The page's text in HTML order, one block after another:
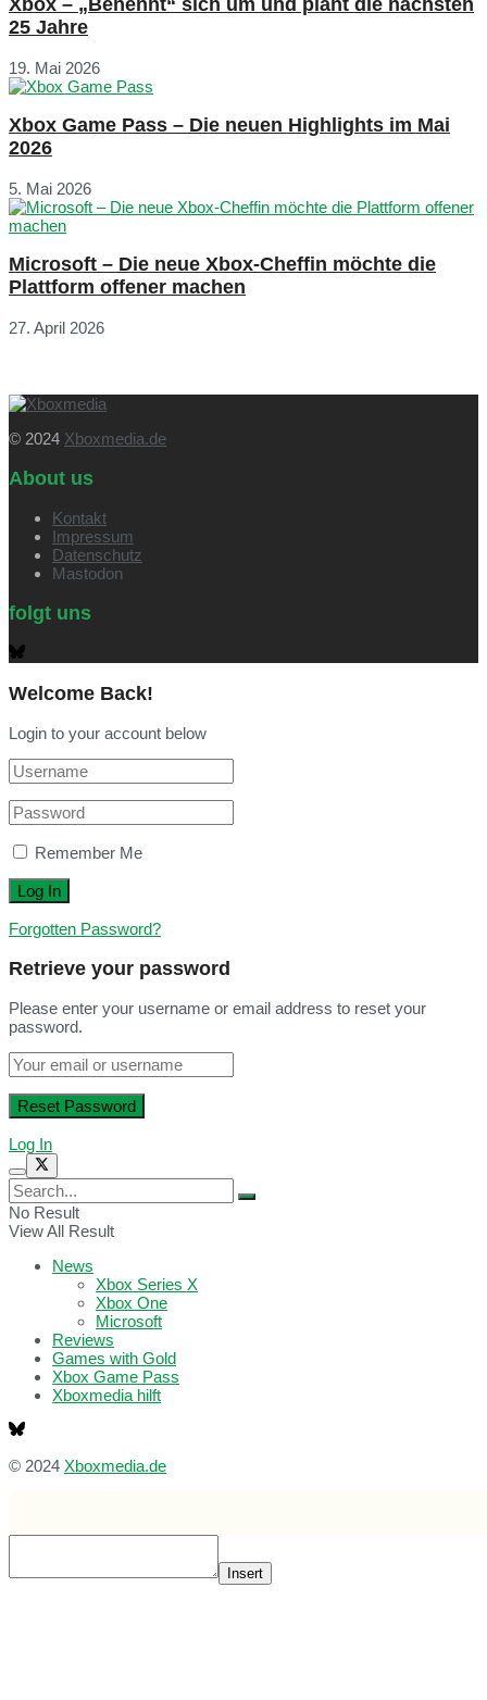
Xbox – „Benennt“ sich um und plant die nächsten
25 Jahre
19. Mai 2026
Xbox Game Pass – Die neuen Highlights im Mai
2026
5. Mai 2026
Microsoft – Die neue Xbox-Cheffin möchte die
Plattform offener machen
27. April 2026
© 2024 Xboxmedia.de
About us
Kontakt
Impressum
Datenschutz
Mastodon
folgt uns
Welcome Back!
Login to your account below
Remember Me
Forgotten Password?
Retrieve your password
Please enter your username or email address to reset your
password.
Log In
No Result
View All Result
News
Xbox Series X
Xbox One
Microsoft
Reviews
Games with Gold
Xbox Game Pass
Xboxmedia hilft
© 2024 Xboxmedia.de
Insert